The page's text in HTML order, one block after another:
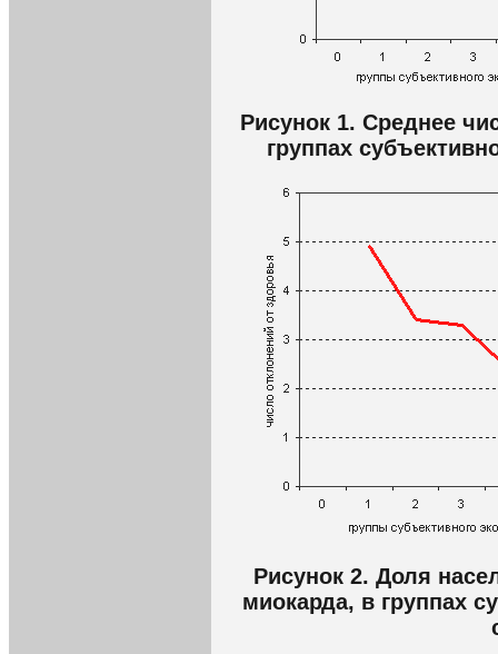
Рисунок 1. Среднее
группах
Рисунок 2. Доля
миокарда, в группах